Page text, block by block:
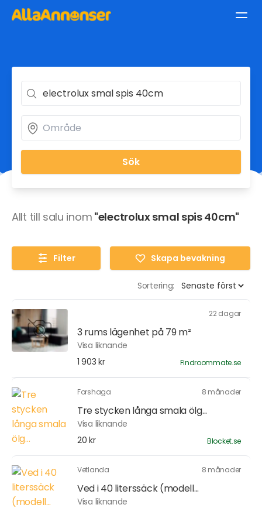
Sök
Allt till salu inom "electrolux smal spis 40cm"
Filter Skapa bevakning
Sortering:
22 dagar
3 rums lägenhet på 79 m²
Visa liknande
1 903 kr
Findroommate.se
Forshaga 8 månader
Tre stycken långa smala ölg...
Visa liknande
20 kr
Blocket.se
Vetlanda 8 månader
Ved i 40 literssäck (modell...
Visa liknande